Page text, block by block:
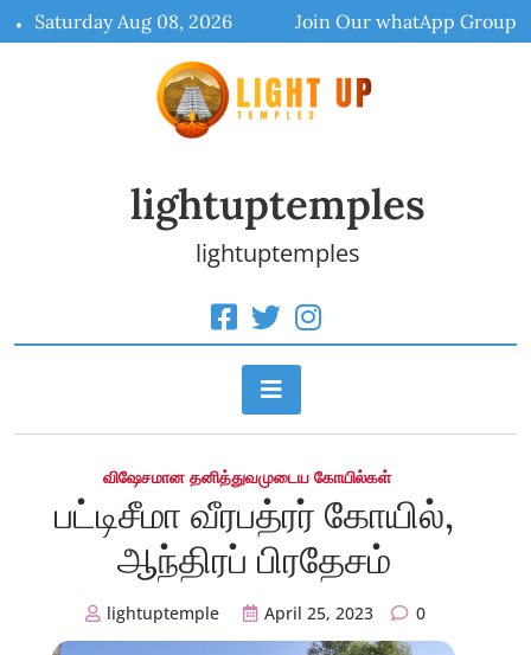
to
Saturday Aug 08, 2026 Join Our whatApp Group
lightuptemples
lightuptemples
விஷேசமான தனித்துவமுடைய கோயில்கள்
பட்டிசீமா வீரபத்ரர் கோயில்,
ஆந்திரப் பிரதேசம்
lightuptemple April 25, 2023 0